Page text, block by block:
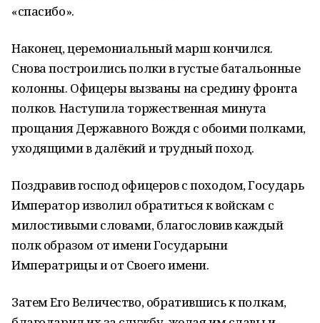
«спасибо».
Наконец, церемониальный марш кончился.
Снова построились полки в густые батальонные
колонны. Офицеры вызваны на средину фронта
полков. Наступила торжественная минута
прощания Державного Вождя с обоими полками,
уходящими в далёкий и трудный поход.
Поздравив господ офицеров с походом, Государь
Император изволил обратиться к войскам с
милостивыми словами, благословив каждый
полк образом от имени Государыни
Императрицы и от Своего имени.
Затем Его Величество, обратившись к полкам,